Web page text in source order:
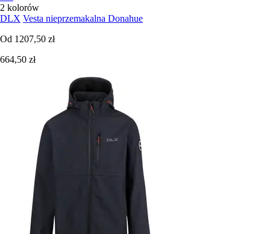
2 kolorów
DLX Vesta nieprzemakalna Donahue
Od 1207,50 zł
664,50 zł